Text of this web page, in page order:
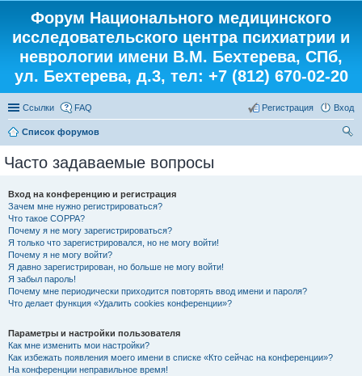
Форум Национального медицинского
исследовательского центра психиатрии и
неврологии имени В.М. Бехтерева, СПб,
ул. Бехтерева, д.3, тел: +7 (812) 670-02-20
Ссылки FAQ Вход
Регистрация
Список форумов
Часто задаваемые вопросы
Вход на конференцию и регистрация
Зачем мне нужно регистрироваться?
Что такое COPPA?
Почему я не могу зарегистрироваться?
Я только что зарегистрировался, но не могу войти!
Почему я не могу войти?
Я давно зарегистрирован, но больше не могу войти!
Я забыл пароль!
Почему мне периодически приходится повторять ввод имени и пароля?
Что делает функция «Удалить cookies конференции»?
Параметры и настройки пользователя
Как мне изменить мои настройки?
Как избежать появления моего имени в списке «Кто сейчас на конференции»?
На конференции неправильное время!